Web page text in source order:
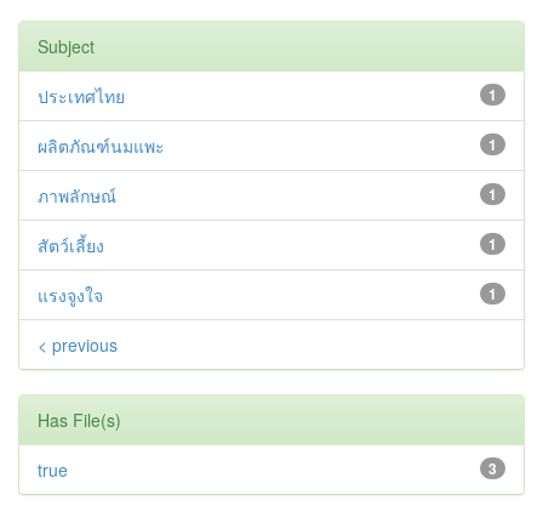
Subject
1
ประเทศไทย
1
ผลิตภัณฑ์นมแพะ
1
ภาพลักษณ์
1
สัตว์เลี้ยง
1
แรงจูงใจ
< previous
Has File(s)
3
true